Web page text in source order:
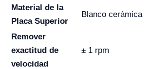
Material de la
Placa Superior
Blanco cerámica
Remover
exactitud de
velocidad
± 1 rpm